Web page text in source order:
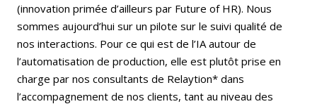
(innovation primée d’ailleurs par Future of HR). Nous
sommes aujourd’hui sur un pilote sur le suivi qualité de
nos interactions. Pour ce qui est de l’IA autour de
l’automatisation de production, elle est plutôt prise en
charge par nos consultants de Relaytion* dans
l’accompagnement de nos clients, tant au niveau des